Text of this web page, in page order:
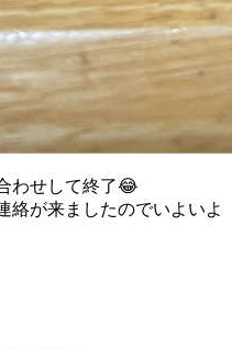
わせして終了😂
絡が来ましたのでいよいよ